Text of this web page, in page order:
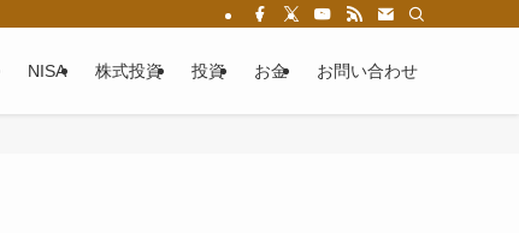
NISA 株式投資 投資 お金 お問い合わせ